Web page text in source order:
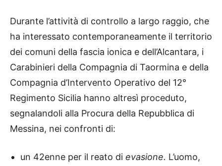
Durante l’attività di controllo a largo raggio, che
ha interessato contemporaneamente il territorio
dei comuni della fascia ionica e dell’Alcantara, i
Carabinieri della Compagnia di Taormina e della
Compagnia d’Intervento Operativo del 12°
Regimento Sicilia hanno altresì proceduto,
segnalandoli alla Procura della Repubblica di
Messina, nei confronti di:
un 42enne per il reato di evasione. L’uomo,